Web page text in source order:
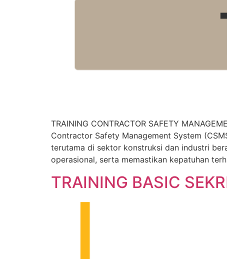
TRAINING CONTRACTOR SAFETY
Contractor Safety Management System
terutama di sektor konstruksi dan industri
operasional, serta memastikan kepatuhan
TRAINING BASIC